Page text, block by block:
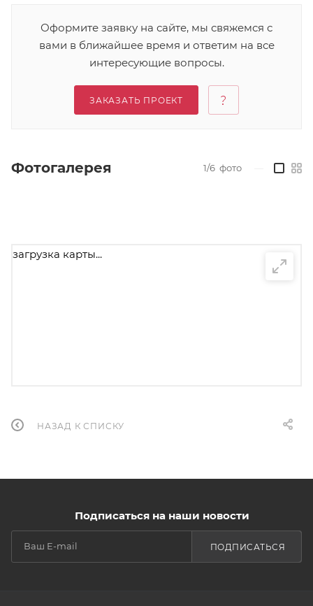
Оформите заявку на сайте, мы свяжемся с
вами в ближайшее время и ответим на все
интересующие вопросы.
ЗАКАЗАТЬ ПРОЕКТ
Фотогалерея 1/6 фото
загрузка карты...
НАЗАД К СПИСКУ
Подписаться на наши новости
ПОДПИСАТЬСЯ